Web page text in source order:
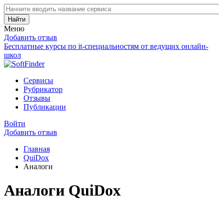
Найти
Меню
Добавить отзыв
Бесплатные курсы по it-специальностям от ведущих онлайн-
школ
Сервисы
Рубрикатор
Отзывы
Публикации
Войти
Добавить отзыв
Главная
QuiDox
Аналоги
Аналоги QuiDox